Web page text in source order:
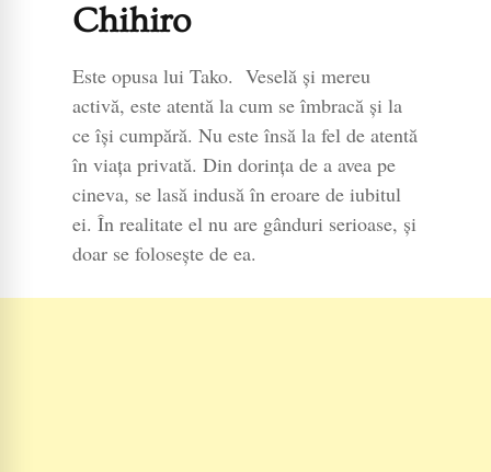
Chihiro
Este opusa lui Tako. Veselă şi mereu
activă, este atentă la cum se îmbracă şi la
ce îşi cumpără. Nu este însă la fel de atentă
în viaţa privată. Din dorinţa de a avea pe
cineva, se lasă indusă în eroare de iubitul
ei. În realitate el nu are gânduri serioase, şi
doar se foloseşte de ea.